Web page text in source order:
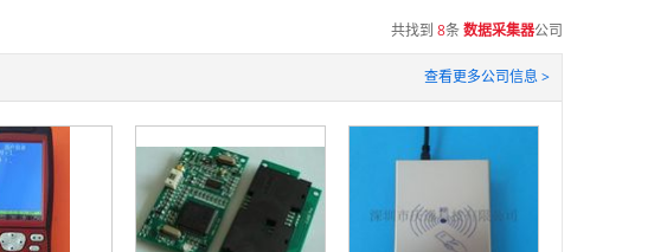
共找到 8条数据采集器公司
查看更多公司信息 >